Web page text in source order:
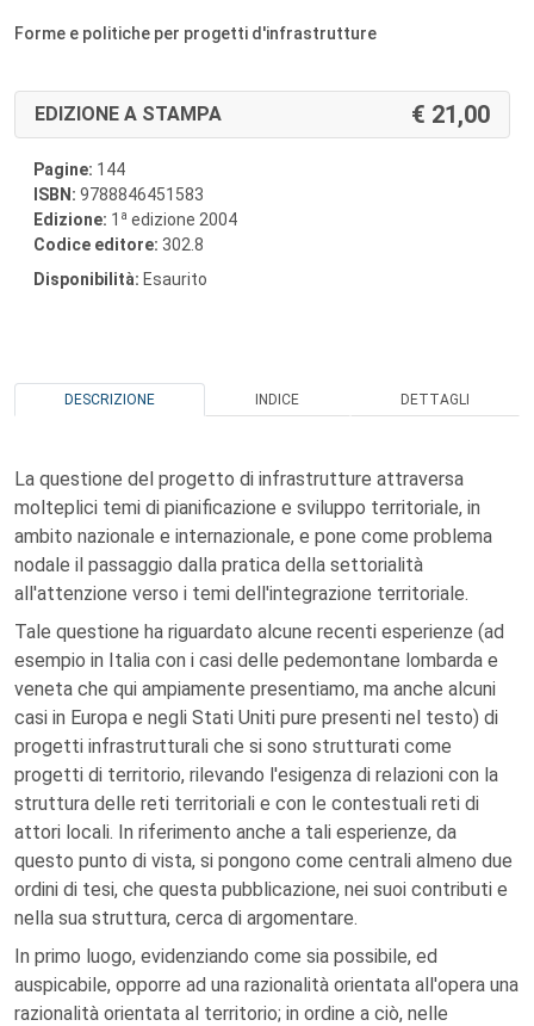
Forme e politiche per progetti d'infrastrutture
EDIZIONE A STAMPA 21,00
Pagine: 144
ISBN: 9788846451583
Edizione: 1 a edizione 2004
Codice editore: 302.8
Disponibilità: Esaurito
DESCRIZIONE INDICE DETTAGLI
La questione del progetto di infrastrutture attraversa
molteplici temi di pianificazione e sviluppo territoriale, in
ambito nazionale e internazionale, e pone come problema
nodale il passaggio dalla pratica della settorialità
all'attenzione verso i temi dell'integrazione territoriale.
Tale questione ha riguardato alcune recenti esperienze (ad
esempio in Italia con i casi delle pedemontane lombarda e
veneta che qui ampiamente presentiamo, ma anche alcuni
casi in Europa e negli Stati Uniti pure presenti nel testo) di
progetti infrastrutturali che si sono strutturati come
progetti di territorio, rilevando l'esigenza di relazioni con la
struttura delle reti territoriali e con le contestuali reti di
attori locali. In riferimento anche a tali esperienze, da
questo punto di vista, si pongono come centrali almeno due
ordini di tesi, che questa pubblicazione, nei suoi contributi e
nella sua struttura, cerca di argomentare.
In primo luogo, evidenziando come sia possibile, ed
auspicabile, opporre ad una razionalità orientata all'opera una
razionalità orientata al territorio; in ordine a ciò, nelle